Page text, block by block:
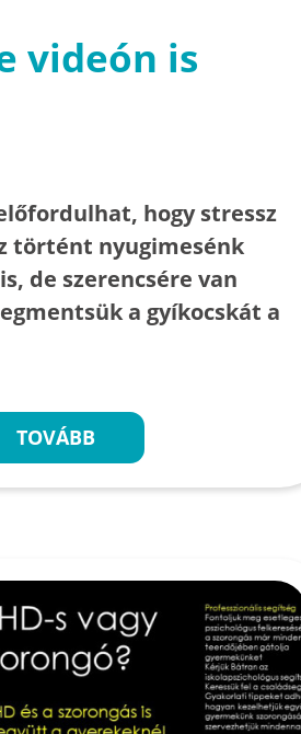
videón is
hogy stressz
történt nyugimesénk
de szerencsére van
a gyíkocskát a
TOVÁBB